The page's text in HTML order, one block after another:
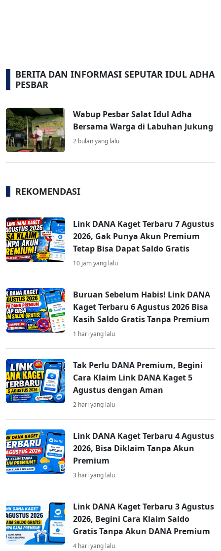
BERITA DAN INFORMASI SEPUTAR IDUL ADHA
PESBAR
Wabup Pesbar Salat Idul Adha
Bersama Warga di Labuhan Jukung
2 bulan yang lalu
REKOMENDASI
Link DANA Kaget Terbaru 7 Agustus
2026, Gak Punya Akun Premium
Tetap Bisa Dapat Saldo Gratis
10 jam yang lalu
Buruan Sebelum Habis! Link DANA
Kaget Terbaru 6 Agustus 2026 Bisa
Kasih Saldo Gratis Tanpa Premium
1 hari yang lalu
Tak Perlu DANA Premium, Begini
Cara Klaim Link DANA Kaget 5
Agustus dengan Aman
2 hari yang lalu
Link DANA Kaget Terbaru 4 Agustus
2026, Bisa Diklaim Tanpa Akun
Premium
3 hari yang lalu
Link DANA Kaget Terbaru 3 Agustus
2026, Begini Cara Klaim Saldo
Gratis Tanpa Akun DANA Premium
4 hari yang lalu